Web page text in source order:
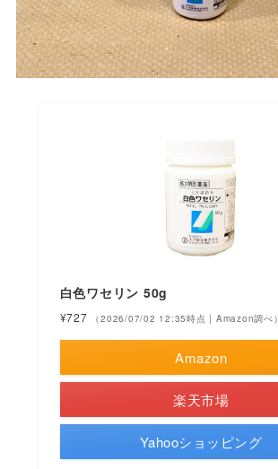
白色ワセリン 50g
¥727 （2026/07/02 12:35時点 | Amazon調べ）
Amazon
楽天市場
Yahooショッピング